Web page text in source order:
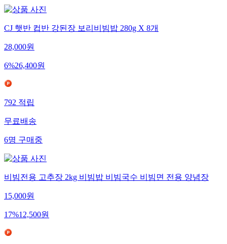
CJ 햇반 컵반 강된장 보리비빔밥 280g X 8개
28,000원
6%26,400원
792적립
무료배송
6명구매중
비빔전용 고추장 2kg 비빔밥 비빔국수 비빔면 전용 양념장
15,000원
17%12,500원